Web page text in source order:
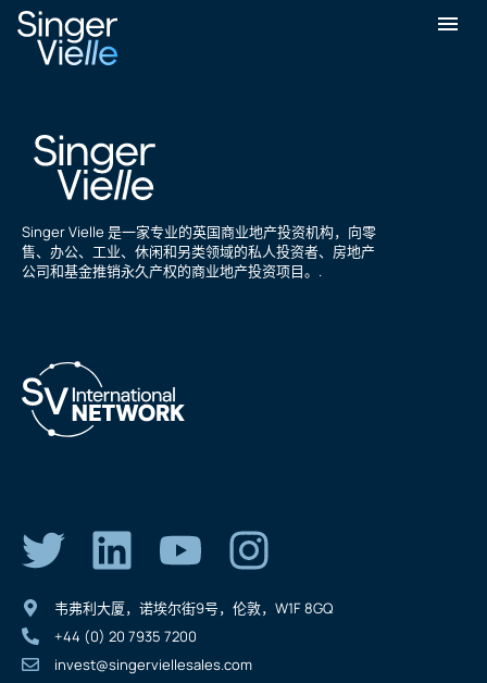
Gureeto有限公司
Singer Vielle 是一家专业的英国商业地产投资机构，向零
售、办公、工业、休闲和另类领域的私人投资者、房地产
公司和基金推销永久产权的商业地产投资项目。.
韦弗利大厦，诺埃尔街9号，伦敦，W1F 8GQ
+44 (0) 20 7935 7200
invest@singerviellesales.com